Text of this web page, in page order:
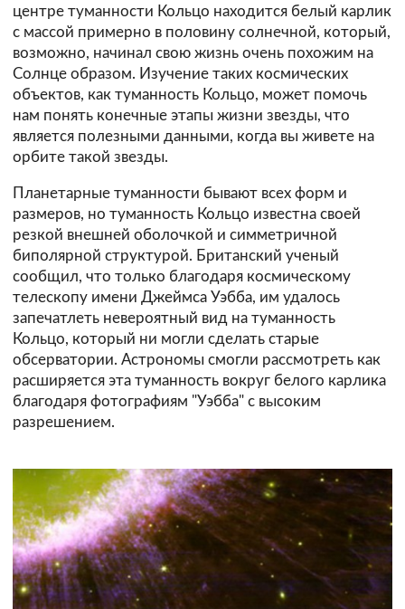
центре туманности Кольцо находится белый карлик
с массой примерно в половину солнечной, который,
возможно, начинал свою жизнь очень похожим на
Солнце образом. Изучение таких космических
объектов, как туманность Кольцо, может помочь
нам понять конечные этапы жизни звезды, что
является полезными данными, когда вы живете на
орбите такой звезды.
Планетарные туманности бывают всех форм и
размеров, но туманность Кольцо известна своей
резкой внешней оболочкой и симметричной
биполярной структурой. Британский ученый
сообщил, что только благодаря космическому
телескопу имени Джеймса Уэбба, им удалось
запечатлеть невероятный вид на туманность
Кольцо, который ни могли сделать старые
обсерватории. Астрономы смогли рассмотреть как
расширяется эта туманность вокруг белого карлика
благодаря фотографиям "Уэбба" с высоким
разрешением.